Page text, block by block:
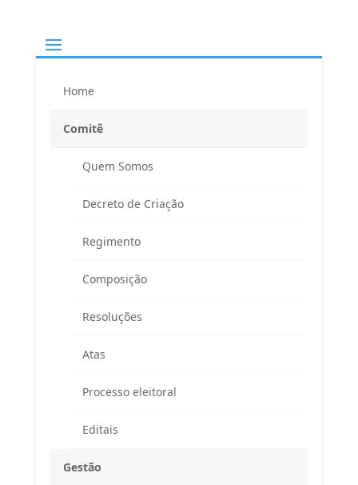
Home
Comitê
Quem Somos
Decreto de Criação
Regimento
Composição
Resoluções
Atas
Processo eleitoral
Editais
Gestão